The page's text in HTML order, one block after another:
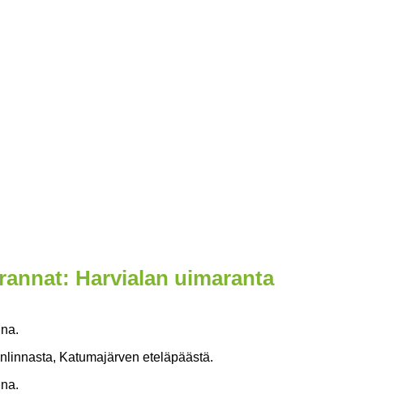
Harvialan uimaranta
Katumajärven eteläpäästä.